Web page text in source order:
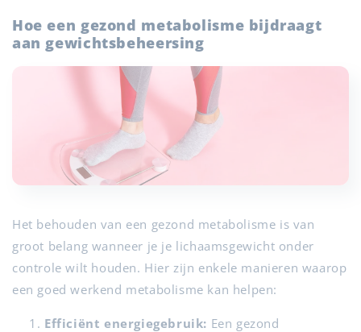
Hoe een gezond metabolisme bijdraagt
aan gewichtsbeheersing
Het behouden van een gezond metabolisme is van
groot belang wanneer je je lichaamsgewicht onder
controle wilt houden. Hier zijn enkele manieren waarop
een goed werkend metabolisme kan helpen:
Efficiënt energiegebruik: Een gezond